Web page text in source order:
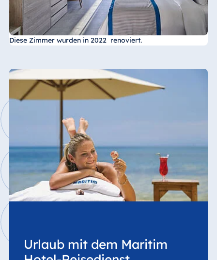
Diese Zimmer wurden in 2022 renoviert.
Urlaub mit dem Maritim